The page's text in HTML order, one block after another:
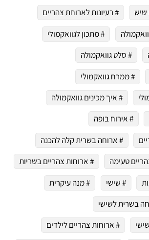
שיש
# רעיונות לארוחת צהריים
# מתכון לגוואקמולי
# סלט גוואקמולה
# ממרח גוואקמולי
# איך מכינים גוואקמולה
# אירוח בופה
# ארוחה בשרית קלה להכנה
טעימה
# ארוחות צהריים בשריות
# שישי
# מנה עיקרית
בשרית לשישי
# ארוחות צהריים לילדים